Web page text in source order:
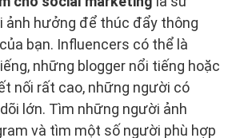
ảnh hưởng để thúc đẩy thông
bạn. Influencers có thể là
những blogger nổi tiếng hoặc
nối rất cao, những người có
lớn. Tìm những người ảnh
và tìm một số người phù hợp